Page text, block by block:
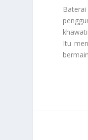
Itu